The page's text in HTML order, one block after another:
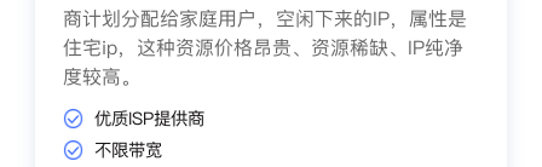
商计划分配给家庭用户，空闲下来的IP，属性是
住宅ip，这种资源价格昂贵、资源稀缺、IP纯净
度较高。
优质ISP提供商
不限带宽